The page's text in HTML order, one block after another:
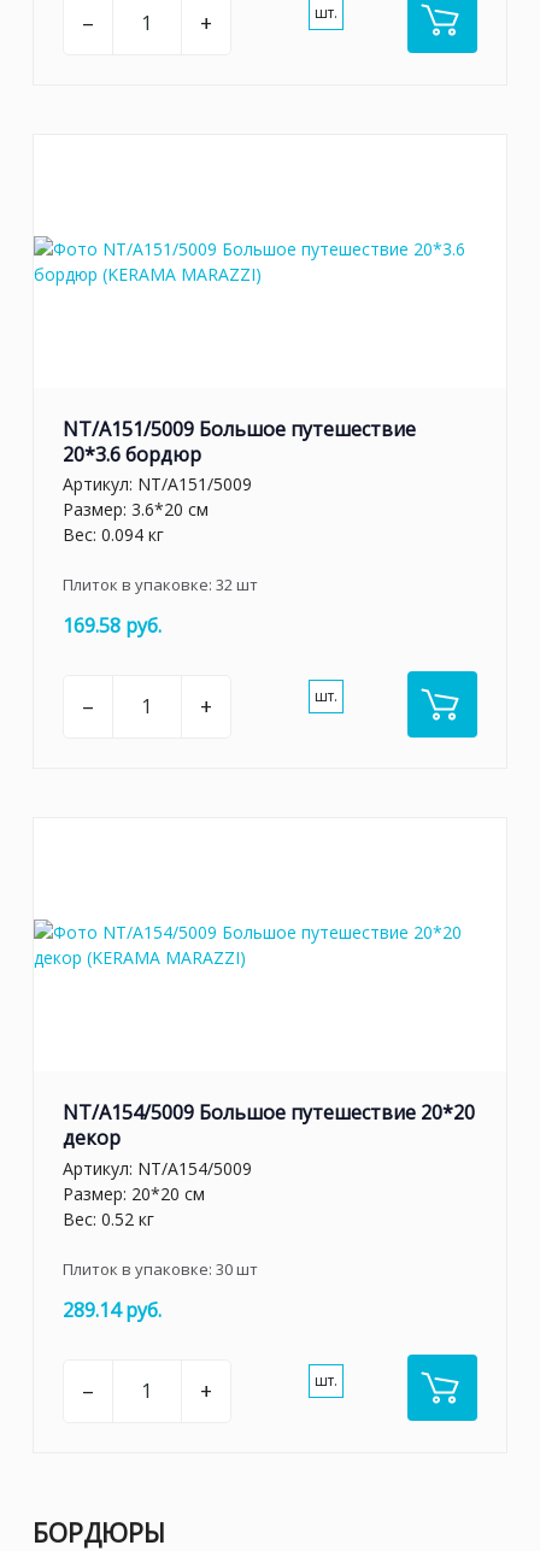
– + шт.
NT/A151/5009 Большое путешествие
20*3.6 бордюр
Артикул: NT/A151/5009
Размер: 3.6*20 см
Вес: 0.094 кг
Плиток в упаковке: 32шт
169.58 руб.
– + шт.
NT/A154/5009 Большое путешествие 20*20
декор
Артикул: NT/A154/5009
Размер: 20*20 см
Вес: 0.52 кг
Плиток в упаковке: 30шт
289.14 руб.
– + шт.
БОРДЮРЫ